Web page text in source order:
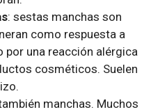
: sestas manchas son
como respuesta a
una reacción alérgica
cosméticos. Suelen
manchas. Muchos